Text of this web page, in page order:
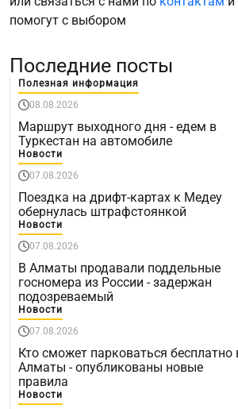
помогут с выбором
Последние посты
Полезная информация
08.08.2026
Маршрут выходного дня - едем в
Туркестан на автомобиле
Новости
07.08.2026
Поездка на дрифт-картах к Медеу
обернулась штрафстоянкой
Новости
07.08.2026
В Алматы продавали поддельные
госномера из России - задержан
подозреваемый
Новости
07.08.2026
Кто сможет парковаться бесплатно
Алматы - опубликованы новые
правила
Новости